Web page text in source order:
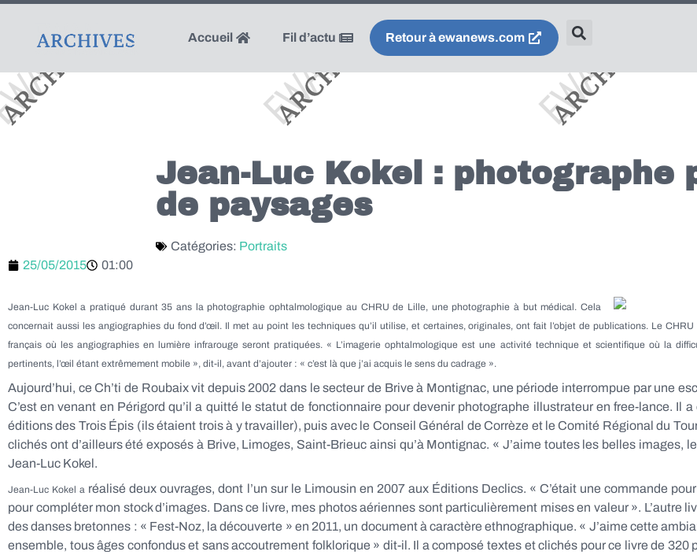
Accueil Fil d’actu Retour à ewanews.com
Jean-Luc Kokel : photographe
de paysages
Catégories: Portraits
25/05/2015
01:00
Jean-Luc Kokel a pratiqué durant 35 ans la photographie ophtalmologique au CHRU de Lille, une photographie à but médical. Cela
concernait aussi les angiographies du fond d’œil. Il met au point les techniques qu’il utilise, et certaines, originales, ont fait l’objet de publications. Le
français où les angiographies en lumière infrarouge seront pratiquées. « L’imagerie ophtalmologique est une activité technique et scientifique où la
pertinents, l’œil étant extrêmement mobile », dit-il, avant d’ajouter : « c’est là que j’ai acquis le sens du cadrage ».
Aujourd’hui, ce Ch’ti de Roubaix vit depuis 2002 dans le secteur de Brive à Montignac, une période interrompue par une
C’est en venant en Périgord qu’il a quitté le statut de fonctionnaire pour devenir photographe illustrateur en free-lance. Il
éditions des Trois Épis (ils étaient trois à y travailler), puis avec le Conseil Général de Corrèze et le Comité Régional du
clichés ont d’ailleurs été exposés à Brive, Limoges, Saint-Brieuc ainsi qu’à Montignac. « J’aime toutes les belles images,
Jean-Luc Kokel.
Jean-Luc Kokel a réalisé deux ouvrages, dont l’un sur le Limousin en 2007 aux Éditions Declics. « C’était une commande
pour compléter mon stock d’images. Dans ce livre, mes photos aériennes sont particulièrement mises en valeur ». L’autre
des danses bretonnes : « Fest-Noz, la découverte » en 2011, un document à caractère ethnographique. « J’aime cette
ensemble, tous âges confondus et sans accoutrement folklorique » dit-il. Il a composé textes et clichés pour ce livre de 320